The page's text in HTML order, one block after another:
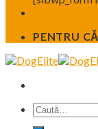
PENTRU
Caută
după: